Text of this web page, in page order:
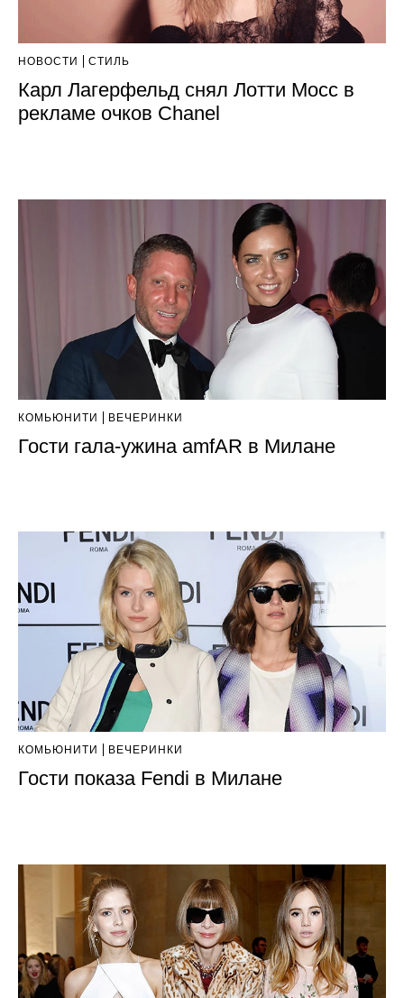
НОВОСТИ СТИЛЬ
Карл Лагерфельд снял Лотти Мосс в
рекламе очков Chanel
КОМЬЮНИТИ ВЕЧЕРИНКИ
Гости гала-ужина amfAR в Милане
КОМЬЮНИТИ ВЕЧЕРИНКИ
Гости показа Fendi в Милане